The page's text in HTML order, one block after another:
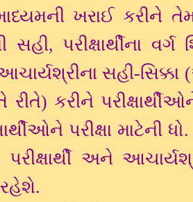
ખરાઈ કરીને તેમાં
સહી, પરીક્ષાર્થીના
સહી-સિક્કા
કરીને
પરીક્ષા માટેની
પરીક્ષાર્થી અને